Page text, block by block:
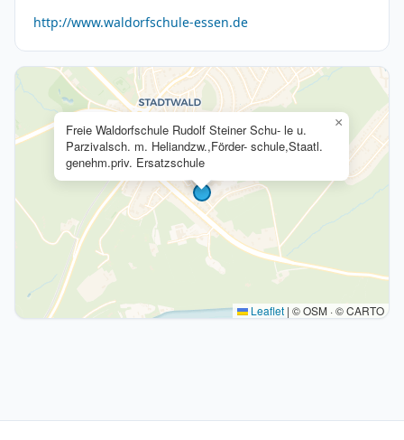
http://www.waldorfschule-essen.de
Freie Waldorfschule Rudolf Steiner Schu- le u.
Parzivalsch. m. Heliandzw.,Förder- schule,Staatl.
genehm.priv. Ersatzschule
×
Leaflet | © OSM · © CARTO